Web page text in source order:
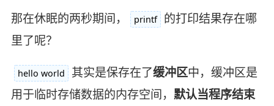
那在休眠的两秒期间，
printf
的打印结果存在哪
里了呢？
hello world 其实是保存在了缓冲区中，缓冲区是
用于临时存储数据的内存空间， 默认当程序结束